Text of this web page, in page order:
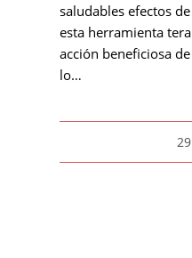
saludables efectos
esta herramienta
acción beneficiosa
lo…